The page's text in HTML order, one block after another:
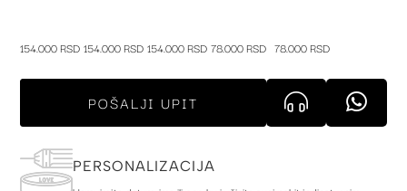
154.000 RSD 154.000 RSD 154.000 RSD 78.000 RSD 78.000 RSD
POŠALJI UPIT
PERSONALIZACIJA